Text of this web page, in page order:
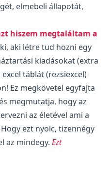
elmebeli állapotát,
hiszem megtaláltam a
aki létre tud hozni egy
kiadásokat (extra
táblát (rezsiexcel)
Ez megkövetel egyfajta
megmutatja, hogy az
az életével ami a
ezt nyolc, tizennégy
az mindegy. Ezt